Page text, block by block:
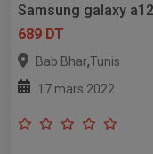
Samsung galaxy a12
689 DT
Bab Bhar,Tunis
17 mars 2022